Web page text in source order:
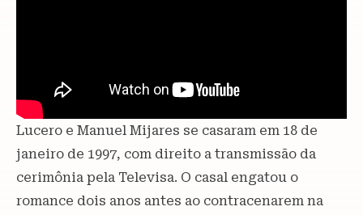
Lucero e Manuel Mijares se casaram em 18 de
janeiro de 1997, com direito a transmissão da
cerimônia pela Televisa. O casal engatou o
romance dois anos antes ao contracenarem na